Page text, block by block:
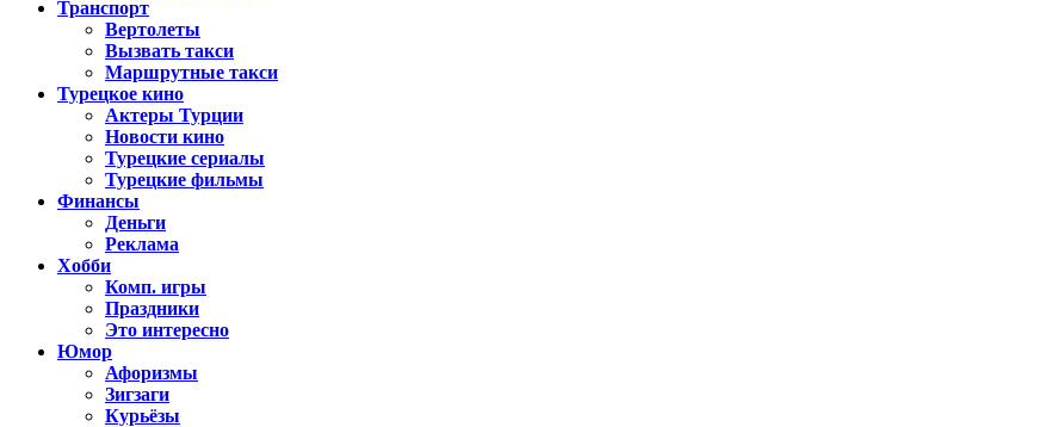
Транспорт
Вертолеты
Вызвать такси
Маршрутные такси
Турецкое кино
Актеры Турции
Новости кино
Турецкие сериалы
Турецкие фильмы
Финансы
Деньги
Реклама
Хобби
Комп. игры
Праздники
Это интересно
Юмор
Афоризмы
Зигзаги
Курьёзы